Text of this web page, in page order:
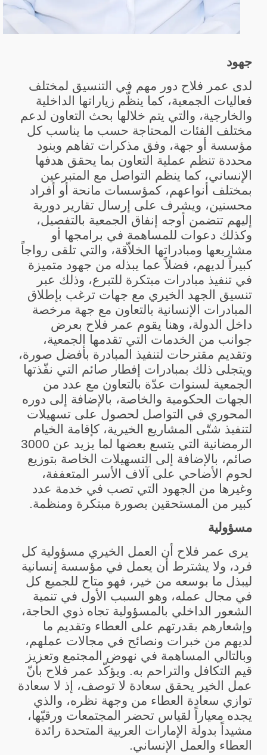
جهود
لدى عمر فلاح دور مهم في التنسيق لمختلف
فعاليات الجمعية، كما ينظّم زياراتها الداخلية
والخارجية، والتي يتم خلالها بحث التعاون لدعم
مختلف الفئات المحتاجة حسب ما يناسب كل
مؤسسة أو جهة، وفق مذكرات تفاهم وبنود
محددة تنظم عملية التعاون بما يحقق هدفها
الإنساني، كما ينظم التواصل مع المتبرعين
بمختلف أنواعهم، كمؤسسات مانحة أو أفراد
محسنين، ويشرف على إرسال تقارير دورية
إليهم تتضمن أوجه إنفاق الجمعية بالتفصيل،
وكذلك دعوات للمساهمة في برامجها أو
مشاريعها ومبادراتها الخلاّقة، والتي تلقى رواجاً
كبيراً لديهم، فضلاً عما يبذله من جهود متميزة
في تنفيذ مبادرات مبتكرة للتبرع، وذلك عبر
تنسيق الجهد الخيري مع جهات ترغب بإطلاق
المبادرات الإنسانية بالتعاون مع جهة مرخصة
داخل الدولة، وهنا يقوم عمر فلاح بعرض
جوانب من الخدمات التي تقدمها الجمعية،
وتقديم مقترحات لتنفيذ المبادرة بأفضل صورة،
ويتجلى ذلك بمبادرات إفطار صائم التي نفّذتها
الجمعية لسنوات عدّة بالتعاون مع عدد من
الجهات الحكومية والخاصة، بالإضافة إلى دوره
المحوري في التواصل لحصول على تسهيلات
لتنفيذ شتّى المشاريع الخيرية، كإقامة الخيام
الرمضانية التي يتسع بعضها لما يزيد عن 3000
صائم، بالإضافة إلى التسهيلات الخاصة بتوزيع
لحوم الأضاحي على آلاف الأسر المتعففة،
وغيرها من الجهود التي تصب في خدمة عدد
كبير من المستحقين بصورة مبتكرة ومنظمة.
مسؤولية
يرى عمر فلاح أن العمل الخيري مسؤولية كل
فرد، ولا يشترط أن يعمل في مؤسسة إنسانية
ليبذل ما بوسعه من خير، فهو متاح للجميع كل
في مجال عمله، وهو السبب الأول في تنمية
الشعور الداخلي بالمسؤولية تجاه ذوي الحاجة،
وإشعارهم بقدرتهم على العطاء وتقديم ما
لديهم من خبرات ونصائح في مجالات عملهم،
وبالتالي المساهمة في نهوض المجتمع وتعزيز
قيم التكافل والتراحم به. ويؤكّد عمر فلاح بأنّ
عمل الخير يحقق سعادة لا توصف، إذ لا سعادة
توازي سعادة العطاء من وجهة نظره، والذي
يجده معياراً لقياس تحضر المجتمعات ورقيّها،
مشيداً بدولة الإمارات العربية المتحدة رائدة
العطاء والعمل الإنساني.